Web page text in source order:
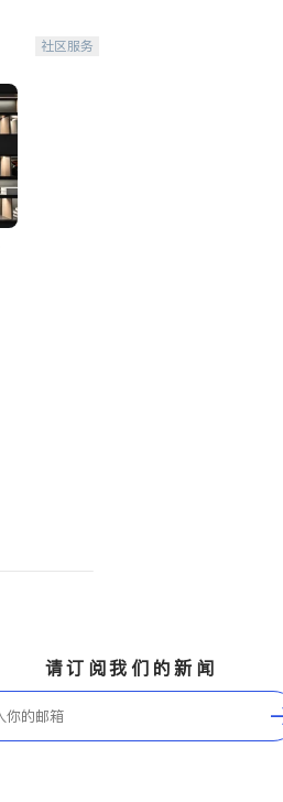
社区服务
请订阅我们的新闻